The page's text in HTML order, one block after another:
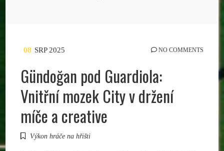
08 SRP 2025 NO COMMENTS
Gündoğan pod Guardiola:
Vnitřní mozek City v držení
míče a creative
Výkon hráče na hřišti